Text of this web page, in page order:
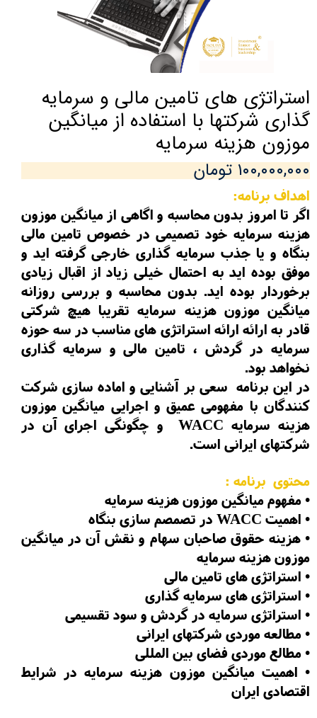
استراتژی های تامین مالی و سرمایه
گذاری شرکتها با استفاده از میانگین
موزون هزینه سرمایه
۱۰۰,۰۰۰,۰۰۰ تومان
اهداف برنامه:
اگر تا امروز بدون محاسبه و اگاهی از میانگین موزون
هزینه سرمایه خود تصمیمی در خصوص تامین مالی
بنگاه و یا جذب سرمایه گذاری خارجی گرفته اید و
موفق بوده اید به احتمال خیلی زیاد از اقبال زیادی
برخوردار بوده اید. بدون محاسبه و بررسی روزانه
میانگین موزون هزینه سرمایه تقریبا هیچ شرکتی
قادر به ارائه ارائه استراتژی های مناسب در سه حوزه
سرمایه در گردش ، تامین مالی و سرمایه گذاری
نخواهد بود.
در این برنامه سعی بر آشنایی و اماده سازی شرکت
کنندگان با مفهومی عمیق و اجرایی میانگین موزون
هزینه سرمایه WACC و چگونگی اجرای آن در
شرکتهای ایرانی است.
محتوی برنامه :
•مفهوم میانگین موزون هزینه سرمایه
• اهمیت WACC در تصمصم سازی بنگاه
• هزینه حقوق صاحبان سهام و نقش آن در میانگین
موزون هزینه سرمایه
• استراتژی های تامین مالی
• استراتژی های سرمایه گذاری
• استراتژی سرمایه در گردش و سود تقسیمی
•مطالعه موردی شرکتهای ایرانی
•مطالع موردی فضای بین المللی
• اهمیت میانگین موزون هزینه سرمایه در شرایط
اقتصادی ایران